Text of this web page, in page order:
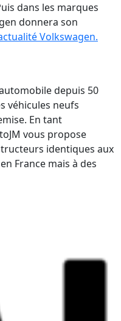
dans les marques
donnera son
Volkswagen.
depuis 50
véhicules neufs
En tant
vous propose
identiques aux
France mais à des